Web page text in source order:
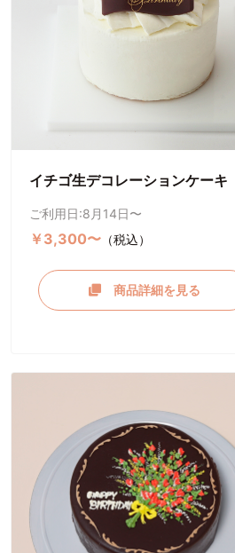
イチゴ生デコレーションケーキ
ご利用日:8月14日〜
￥3,300〜 （税込）
商品詳細を見る